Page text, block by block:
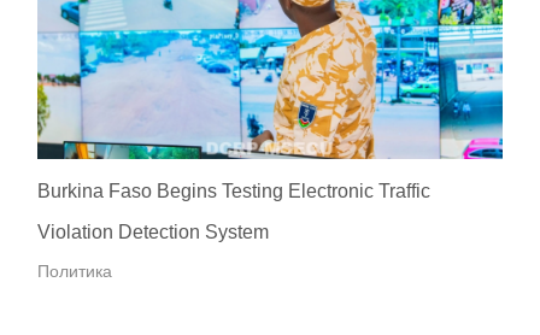
Burkina Faso Begins Testing Electronic Traffic
Violation Detection System
Политика